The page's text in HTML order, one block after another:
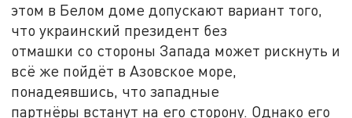
этом в Белом доме допускают вариант того,
что украинский президент без
отмашки со стороны Запада может рискнуть и
всё же пойдёт в Азовское море,
понадеявшись, что западные
партнёры встанут на его сторону. Однако его